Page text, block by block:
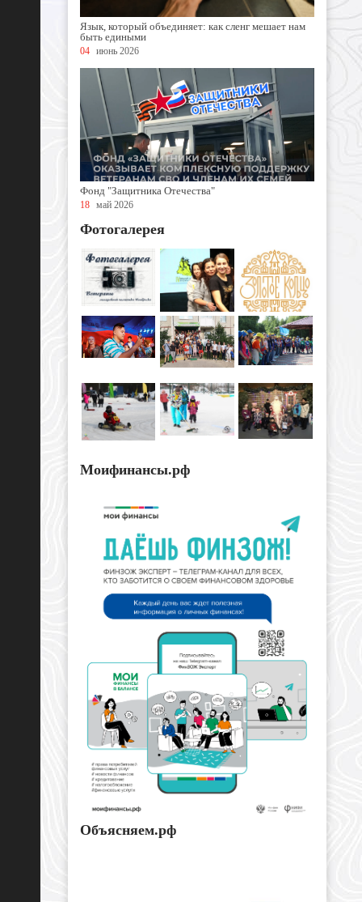
Язык, который объединяет: как сленг мешает нам
быть едиными
04 июнь 2026
Фонд "Защитника Отечества"
18 май 2026
Фотогалерея
Моифинансы.рф
Объясняем.рф